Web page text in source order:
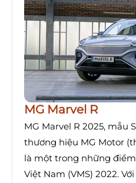
MG Marvel R
MG Marvel R 2025, mẫu
thương hiệu MG Motor
là một trong những
Việt Nam (VMS) 2022.